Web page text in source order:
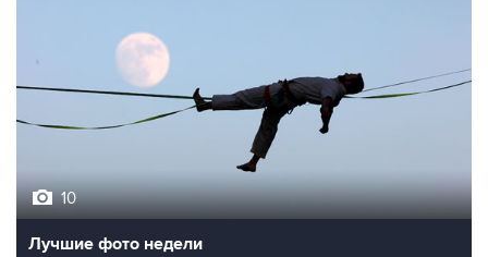
10
Лучшие фото недели